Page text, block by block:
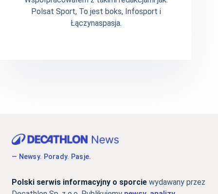
Polsat Sport, To jest boks, Infosport i
Łączynaspasja.
— Newsy. Porady. Pasje.
Polski serwis informacyjny o sporcie wydawany przez